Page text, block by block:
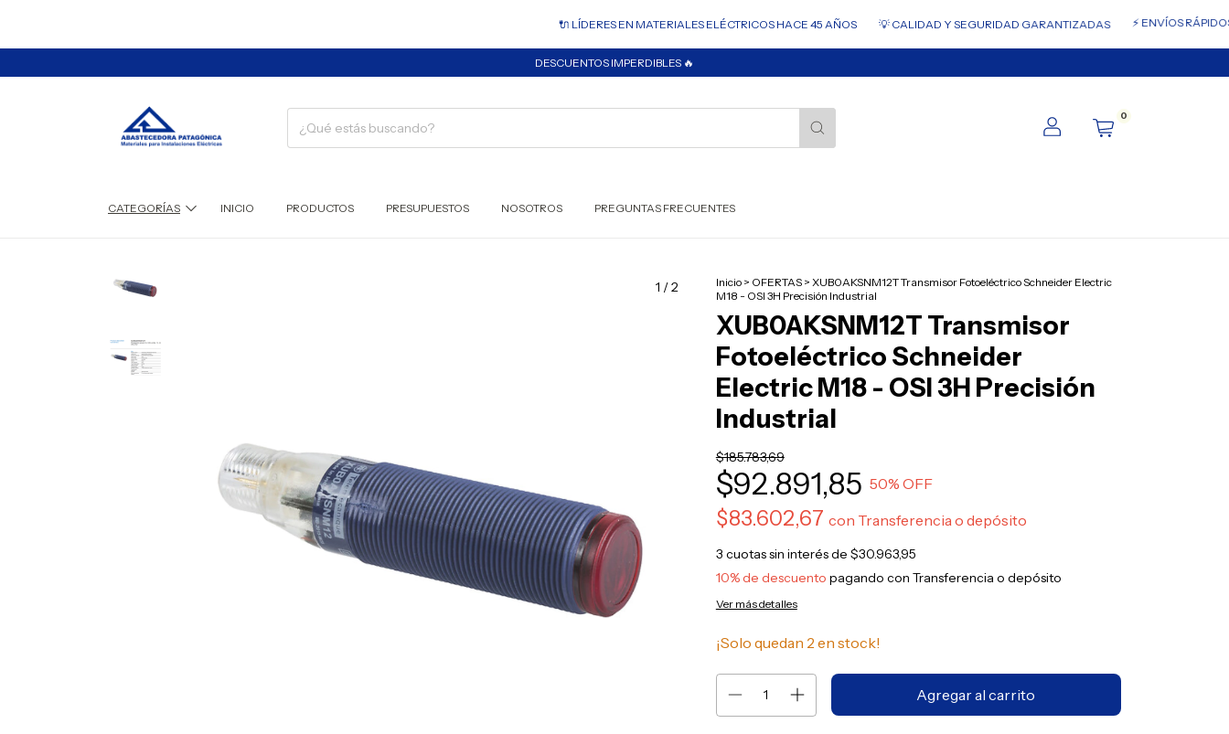
🔌 LÍDERES EN MATERIALES ELÉCTRICOS HACE 45 AÑOS 💡 CALIDAD Y SEGURIDAD GARANTIZADAS ⚡ ENVÍOS RÁPIDOS A
DESCUENTOS IMPERDIBLES 🔥
0
CATEGORÍAS INICIO PRODUCTOS PRESUPUESTOS NOSOTROS PREGUNTAS FRECUENTES
1 /2 Inicio > OFERTAS > XUB0AKSNM12T Transmisor Fotoeléctrico Schneider Electric
M18 - OSI 3H Precisión Industrial
XUB0AKSNM12T Transmisor
Fotoeléctrico Schneider
Electric M18 - OSI 3H Precisión
Industrial
$185.783,69
$92.891,85 50% OFF
$83.602,67 con Transferencia o depósito
3 cuotas sin interés de $30.963,95
10% de descuento pagando con Transferencia o depósito
Ver más detalles
¡Solo quedan 2 en stock!